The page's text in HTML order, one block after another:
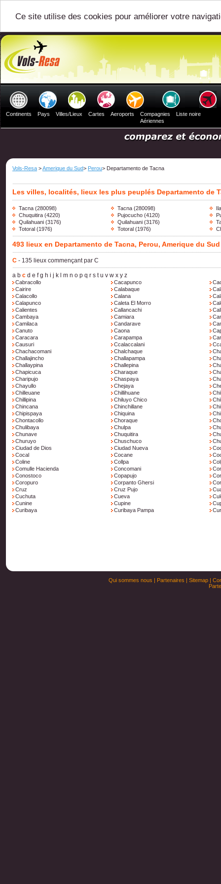
Ce site utilise des cookies pour améliorer votre
Continents Pays Villes/Lieux Cartes Aeroports
Compagnies
Aériennes
Liste noire
Vols-Resa >Amerique du Sud> Perou> Departamento de Tacna
Les villes, localités, lieux les plus peuplés Departamento de
Tacna (280098) Tacna (280098)
Chuquitira (4220) Pujocucho (4120)
Quilahuani (3176) Quilahuani (3176)
Totoral (1976) Totoral (1976)
493 lieux en Departamento de Tacna, Perou, Amerique du Sud
C - 135 lieux commençant par C
a b c d e fg h i j k m n o p q r s tu v w x y z
Cabracollo Cacapunco
Cairire
Calabaque
Calacollo
Calana
Calapunco
Caleta El Morro
Calientes
Callancachi
Cambaya
Camiara
Camilaca
Candarave
Canuto
Caona
Caracara
Carapampa
Causuri
Ccalaccalani
Chachacomani
Chalchaque
Challajincho
Challapampa
Challaypina
Challepina
Chapicuca
Charaque
Charipujo
Chaspaya
Chayullo
Chejaya
Chilleuane
Chillihuane
Chillipina
Chiluyo Chico
Chincana
Chinchillane
Chipispaya
Chiquina
Chontacollo
Choraque
Chulibaya
Chulpa
Chunave
Chuquitira
Churuyo
Chuschuco
Ciudad de Dios
Ciudad Nueva
Cocal
Cocane
Coline
Collpa
Comulle Hacienda
Concomani
Conostoco
Copapujo
Coropuro
Corpanto Ghersi
Cruz
Cruz Pujo
Cuchuta
Cueva
Cunine
Cupine
Curibaya
Curibaya Pampa
Qui sommes nous | Partenaires | Sitemap|